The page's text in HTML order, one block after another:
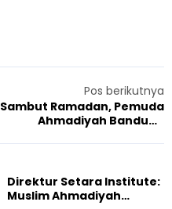
Pos berikutnya
Sambut Ramadan, Pemuda
Ahmadiyah Bandung
Direktur Setara Institute:
Muslim Ahmadiyah